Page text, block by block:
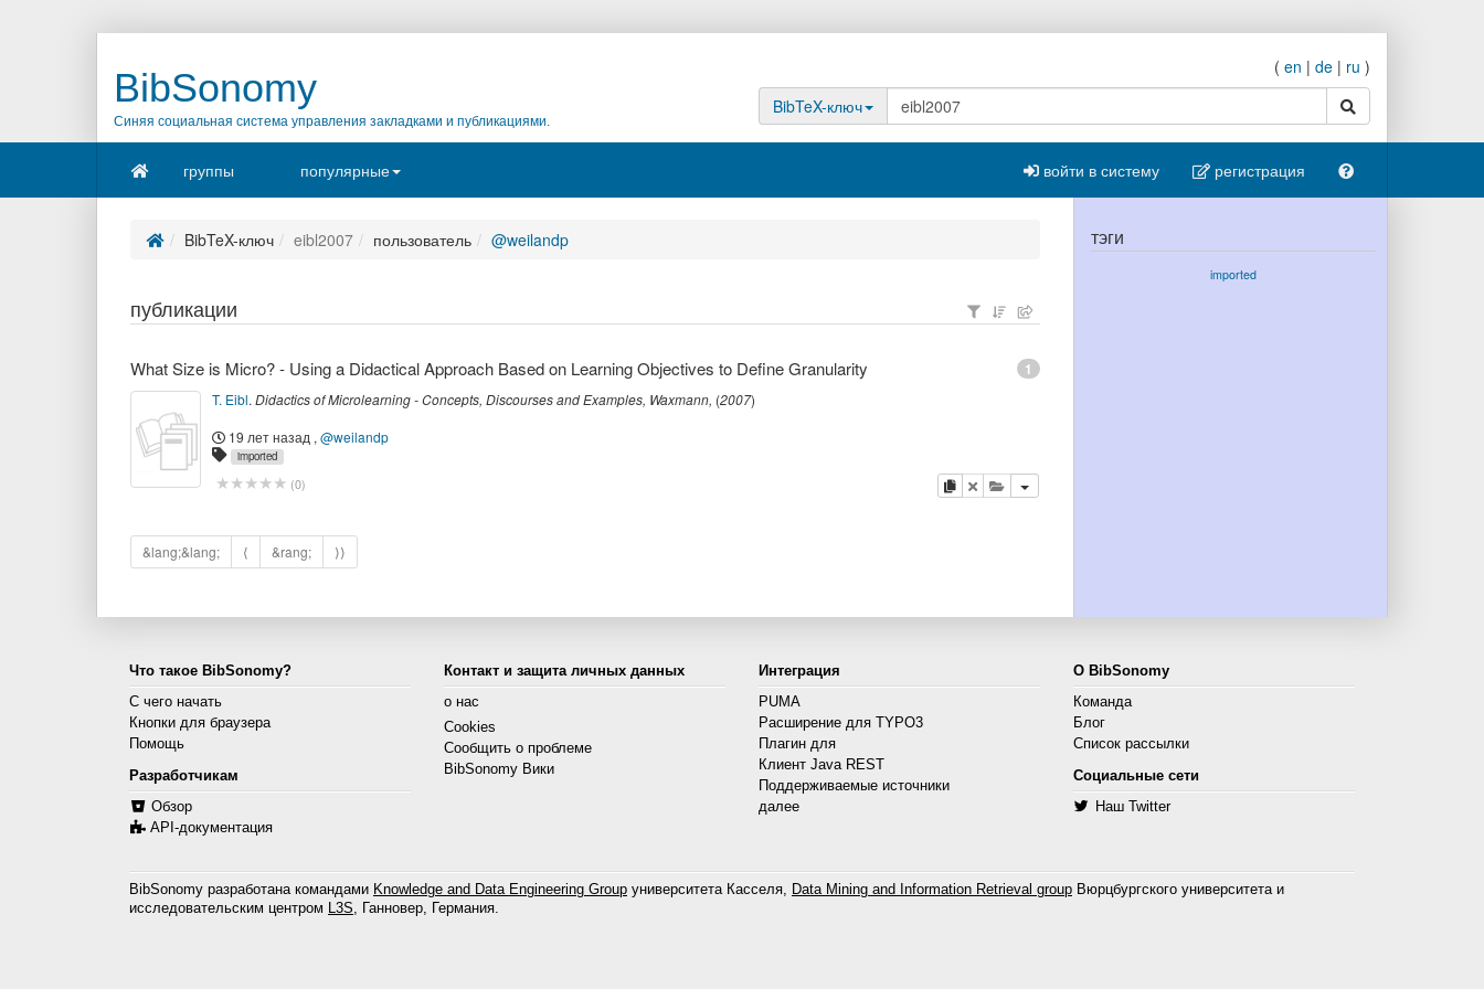
BibSonomy
Синяя социальная система управления закладками и публикациями.
( en | de | ru )
BibTeX-ключ
поиск
группы популярные войти в систему регистрация
BibTeX-ключ eibl2007 пользователь @weilandp
публикации
1
What Size is Micro? - Using a Didactical Approach Based on Learning Objectives to Define Granularity
T. Eibl. Didactics of Microlearning - Concepts, Discourses and Examples, Waxmann, (2007)
19 лет назад , @weilandp
imported
(0) копировать
удалитьдобавить публикацию в буфер
&lang;&lang; ⟨ &rang; ⟩⟩
тэги
imported
Что такое BibSonomy?
С чего начать
Кнопки для браузера
Помощь
Разработчикам
Обзор
API-документация
Контакт и защита личных данных
о нас
Cookies
Сообщить о проблеме
BibSonomy Вики
Интеграция
PUMA
Расширение для TYPO3
Плагин для
Клиент Java REST
Поддерживаемые источники
далее
О BibSonomy
Команда
Блог
Список рассылки
Социальные сети
Наш Twitter
BibSonomy разработана командами Knowledge and Data Engineering Group университета Касселя, Data Mining and Information Retrieval group Вюрцбургского университета и
исследовательским центром L3S, Ганновер, Германия.